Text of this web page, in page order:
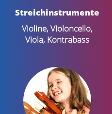
Streich­instrumente
Violine, Violoncello,
Viola, Kontrabass